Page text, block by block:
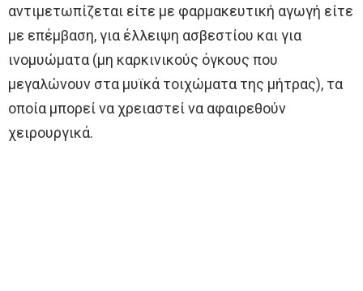
αντιμετωπίζεται είτε με φαρμακευτική αγωγή είτε
με επέμβαση, για έλλειψη ασβεστίου και για
ινομυώματα (μη καρκινικούς όγκους που
μεγαλώνουν στα μυϊκά τοιχώματα της μήτρας), τα
οποία μπορεί να χρειαστεί να αφαιρεθούν
χειρουργικά.